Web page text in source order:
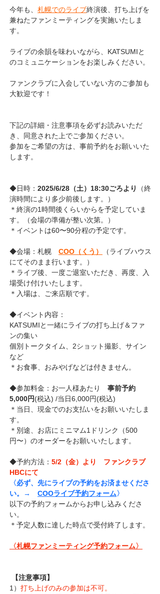
今年も、 札幌でのライブ終演後、打ち上げを
兼ねたファンミーティングを実施いたしま
す。
ライブの余韻を味わいながら、KATSUMIと
のコミュニケーションをお楽しみください。
ファンクラブに入会していない方のご参加も
大歓迎です！
下記の詳細・注意事項を必ずお読みいただ
き、同意された上でご参加ください。
参加をご希望の方は、事前予約をお願いいた
します。
◆日時： 2025/6/28（土） 18:30ごろより
（終
演時間により多少前後します。）
＊終演の1時間後くらいからを予定していま
す。（会場の準備が整い次第。）
＊イベントは60〜90分程の予定です。
◆会場：札幌 COO（くう） （ライブハウス
にてそのまま行います。）
＊ライブ後、一度ご退室いただき、再度、入
場受け付けいたします。
＊入場は、ご来店順です。
◆イベント内容：
KATSUMIと一緒にライブの打ち上げ＆ファ
ンの集い
個別トークタイム、2ショット撮影、サイン
など
＊お食事、おみやげなどは付きません。
◆参加料金：お一人様あたり 事前予約
5,000円(税込) /当日6,000円(税込)
＊当日、現金でのお支払いをお願いいたしま
す。
＊別途、お店にミニマム1ドリンク（500
円〜）のオーダーをお願いいたします。
◆予約方法： 5/2（金）より　ファンクラブ
HBCにて
〈必ず、先にライブの予約をお済ませくださ
い。→ COOライブ予約フォーム〉
以下の予約フォームからお申し込みくださ
い。
＊予定人数に達した時点で受付終了します。
〈札幌ファンミーティング予約フォーム〉
【注意事項】
1） 打ち上げのみの参加は不可。